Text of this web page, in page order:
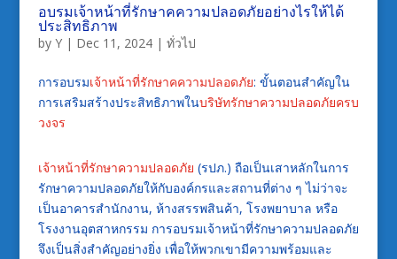
อบรมเจ้าหน้าที่รักษาคความปลอดภัยอย่างไรให้ได้
ประสิทธิภาพ
by Y| Dec 11, 2024| ทั่วไป
การอบรมเจ้าหน้าที่รักษาคความปลอดภัย: ขั้นตอนสำคัญใน
การเสริมสร้างประสิทธิภาพในบริษัทรักษาความปลอดภัยครบ
วงจร
เจ้าหน้าที่รักษาความปลอดภัย (รปภ.) ถือเป็นเสาหลักในการ
รักษาความปลอดภัยให้กับองค์กรและสถานที่ต่าง ๆ ไม่ว่าจะ
เป็นอาคารสำนักงาน, ห้างสรรพสินค้า, โรงพยาบาล หรือ
โรงงานอุตสาหกรรม การอบรมเจ้าหน้าที่รักษาความปลอดภัย
จึงเป็นสิ่งสำคัญอย่างยิ่ง เพื่อให้พวกเขามีความพร้อมและ